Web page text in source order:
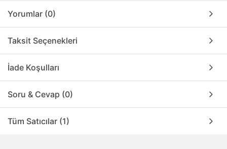
Yorumlar (0)
Taksit Seçenekleri
İade Koşulları
Soru & Cevap (0)
Tüm Satıcılar (1)